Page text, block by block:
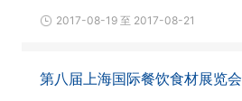
2017-08-19 至 2017-08-21
第八届上海国际餐饮食材展览会